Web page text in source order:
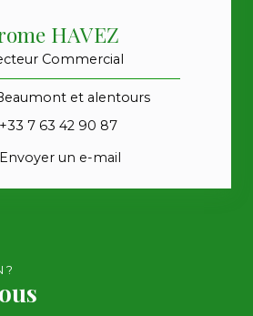
HAVEZ
Commercial
et alentours
+33 7 63 42 90 87
Envoyer un e-mail
?